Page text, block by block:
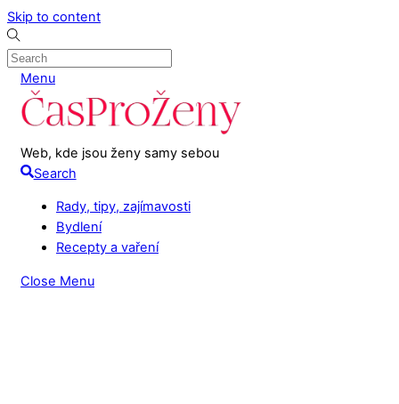
Skip to content
Menu
Web, kde jsou ženy samy sebou
Search
Rady, tipy, zajímavosti
Bydlení
Recepty a vaření
Close Menu